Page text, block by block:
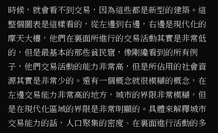
時候，就會看不到交易，因為這些都是新型的建築。這
整個圖表是這樣看的，從左邊到右邊，右邊是現代化的
摩天大樓，他們在裏面所進行的交易活動其實是非常低
的，但是最基本的那些貧民窟，像剛纔看到的所有例
子，他們交易活動的能力非常高，但是所佔用的社會資
源其實是非常少的。還有一個概念就很模糊的概念，在
左邊交易能力非常高的地方，城市的界限非常模糊，但
是在現代化區域的界限是非常明顯的。具體來解釋城市
交易能力的話，人口聚集的密度、在裏面進行活動的多